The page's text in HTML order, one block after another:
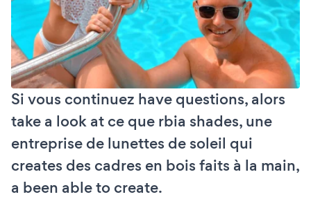
Si vous continuez have questions, alors
take a look at ce que rbia shades, une
entreprise de lunettes de soleil qui
creates des cadres en bois faits à la main,
a been able to create.